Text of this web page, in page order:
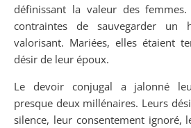
définissant la valeur des
contraintes de sauvegarder un
valorisant. Mariées, elles étaient
désir de leur époux.
Le devoir conjugal a jalonné
presque deux millénaires. Leurs
silence, leur consentement ignoré,